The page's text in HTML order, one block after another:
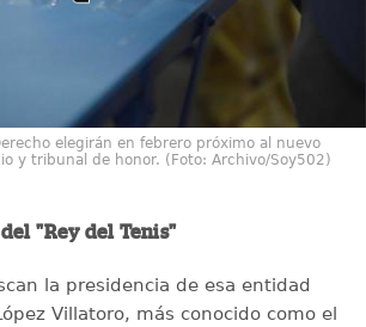
elegirán en febrero próximo al nuevo
y tribunal de honor. (Foto: Archivo/Soy502)
"Rey del Tenis"
la presidencia de esa entidad
Villatoro, más conocido como el